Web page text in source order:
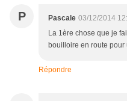
P Pascale 03/12/2014
La 1ère chose que je
bouilloire en route pour
Répondre